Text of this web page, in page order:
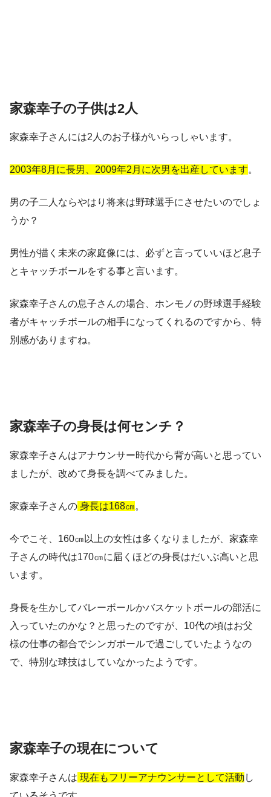
家森幸子の子供は2人
家森幸子さんには2人のお子様がいらっしゃいます。
2003年8月に長男、2009年2月に次男を出産しています。
男の子二人ならやはり将来は野球選手にさせたいのでしょ
うか？
男性が描く未来の家庭像には、必ずと言っていいほど息子
とキャッチボールをする事と言います。
家森幸子さんの息子さんの場合、ホンモノの野球選手経験
者がキャッチボールの相手になってくれるのですから、特
別感がありますね。
家森幸子の身長は何センチ？
家森幸子さんはアナウンサー時代から背が高いと思ってい
ましたが、改めて身長を調べてみました。
家森幸子さんの 身長は168㎝。
今でこそ、160㎝以上の女性は多くなりましたが、家森幸
子さんの時代は170㎝に届くほどの身長はだいぶ高いと思
います。
身長を生かしてバレーボールかバスケットボールの部活に
入っていたのかな？と思ったのですが、10代の頃はお父
様の仕事の都合でシンガポールで過ごしていたようなの
で、特別な球技はしていなかったようです。
家森幸子の現在について
家森幸子さんは 現在もフリーアナウンサーとして活動 し